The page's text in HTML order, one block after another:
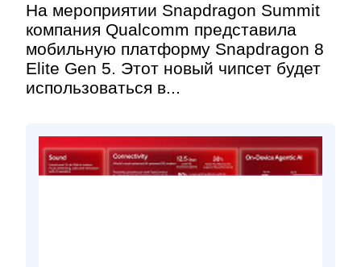
На мероприятии Snapdragon Summit
компания Qualcomm представила
мобильную платформу Snapdragon 8
Elite Gen 5. Этот новый чипсет будет
использоваться в...